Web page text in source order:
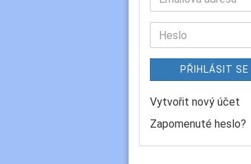
PŘIHLÁSIT SE
Vytvořit nový účet
Zapomenuté heslo?